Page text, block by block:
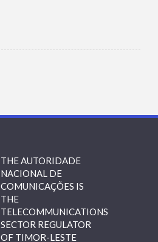
THE AUTORIDADE
NACIONAL DE
COMUNICAÇÕES IS
THE
TELECOMMUNICATIONS
SECTOR REGULATOR
OF TIMOR-LESTE